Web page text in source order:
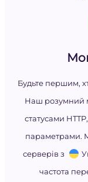
Будьте першим,
Наш розумний
статусами
параметрами.
серверів з
частота